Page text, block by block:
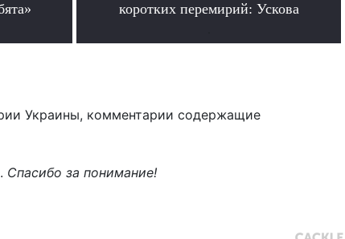
коротких перемирий: Ускова
Украины, комментарии содержащие
Спасибо за понимание!